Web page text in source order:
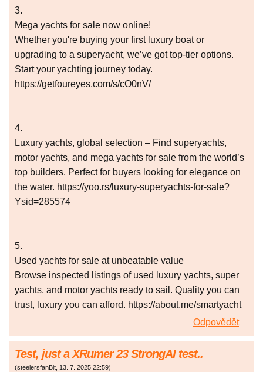
3.
Mega yachts for sale now online!
Whether you're buying your first luxury boat or
upgrading to a superyacht, we’ve got top-tier options.
Start your yachting journey today.
https://getfoureyes.com/s/cO0nV/
4.
Luxury yachts, global selection – Find superyachts,
motor yachts, and mega yachts for sale from the world’s
top builders. Perfect for buyers looking for elegance on
the water. https://yoo.rs/luxury-superyachts-for-sale?
Ysid=285574
5.
Used yachts for sale at unbeatable value
Browse inspected listings of used luxury yachts, super
yachts, and motor yachts ready to sail. Quality you can
trust, luxury you can afford. https://about.me/smartyacht
Odpovědět
Test, just a XRumer 23 StrongAI test..
(steelersfanBit, 13. 7. 2025 22:59)